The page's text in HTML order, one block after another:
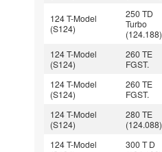
124 T-Model
(S124)
250 TD
Turbo
(124.188)
124 T-Model
(S124)
260 TE
FGST.
124 T-Model
(S124)
260 TE
FGST.
124 T-Model
(S124)
280 TE
(124.088)
124 T-Model
300 T D